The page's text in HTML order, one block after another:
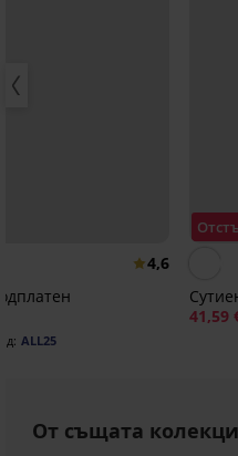
4,6
ALL25
41,59
От същата